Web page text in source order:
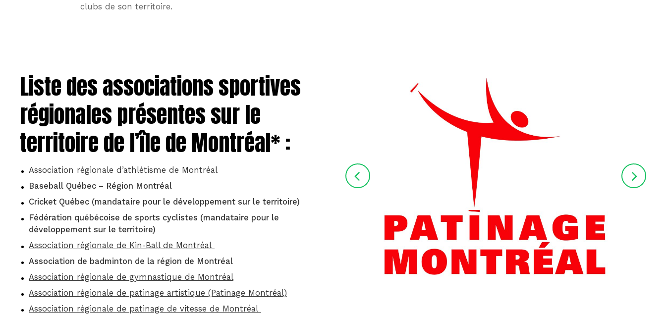
clubs de son territoire.
Liste des associations sportives
régionales présentes sur le
territoire de l’île de Montréal* :
Association régionale d’athlétisme de Montréal
Baseball Québec – Région Montréal
Cricket Québec (mandataire pour le développement sur le territoire)
Fédération québécoise de sports cyclistes (mandataire pour le
développement sur le territoire)
Association régionale de Kin-Ball de Montréal
Association de badminton de la région de Montréal
Association régionale de gymnastique de Montréal
Association régionale de patinage artistique (Patinage Montréal)
Association régionale de patinage de vitesse de Montréal